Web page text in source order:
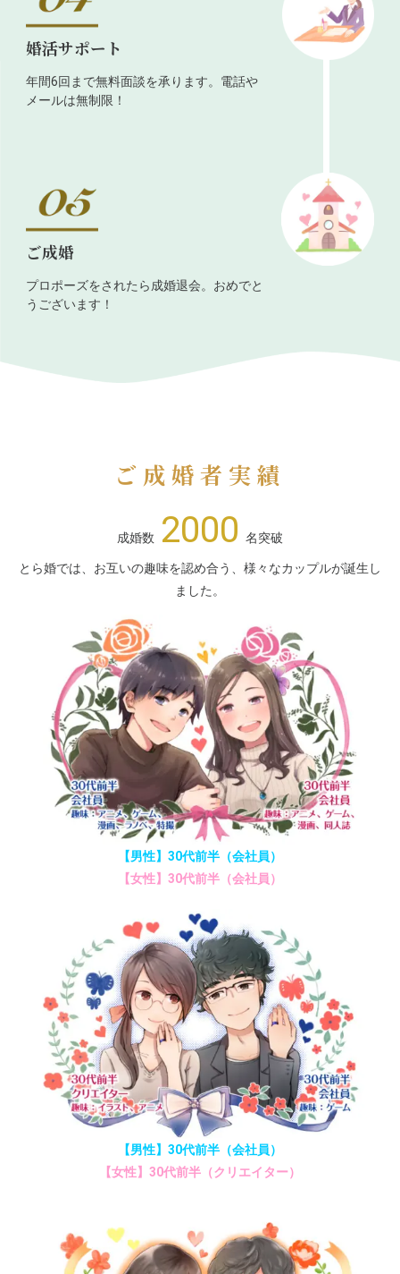
婚活サポート
年間6回まで無料面談を承ります。電話や
メールは無制限！
ご成婚
プロポーズをされたら成婚退会。おめでと
うございます！
ご成婚者実績
成婚数 2000 名突破
とら婚では、お互いの趣味を認め合う、様々なカップルが誕生し
ました。
【男性】30代前半（会社員）
【女性】30代前半（会社員）
【男性】30代前半（会社員）
【女性】30代前半（クリエイター）